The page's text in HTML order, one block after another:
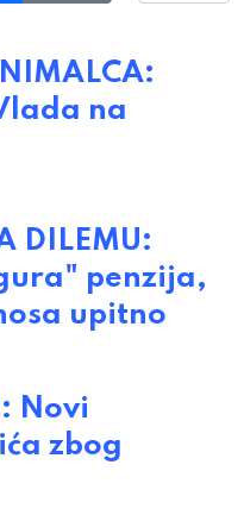
na
DILEMU:
penzija,
upitno
Novi
zbog